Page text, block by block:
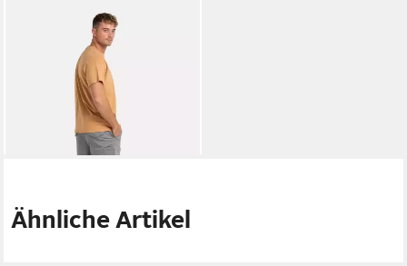
Cargoshorts Reflex Easy
UVP 54,95 €
lieferbar - in 3-4 Werktagen bei dir
Ähnliche Artikel